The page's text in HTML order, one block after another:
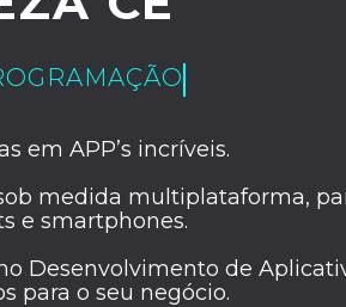
em APP’s incríveis.
medida multiplataforma,
e smartphones.
Desenvolvimento de
para o seu negócio.